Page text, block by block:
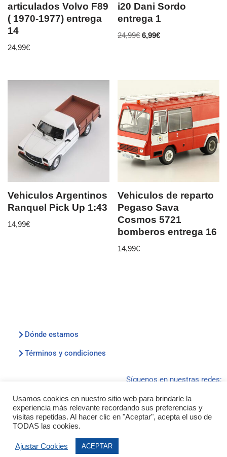
articulados Volvo F89
( 1970-1977) entrega
14
24,99€
i20 Dani Sordo
entrega 1
24,99€ 6,99€
Vehiculos Argentinos
Ranquel Pick Up 1:43
14,99€
Vehiculos de reparto
Pegaso Sava
Cosmos 5721
bomberos entrega 16
14,99€
Dónde estamos
Términos y condiciones
Síguenos en nuestras redes:
derechos reservados
Usamos cookies en nuestro sitio web para brindarle la
experiencia más relevante recordando sus preferencias y
visitas repetidas. Al hacer clic en "Aceptar", acepta el uso de
TODAS las cookies.
Ajustar Cookies ACEPTAR